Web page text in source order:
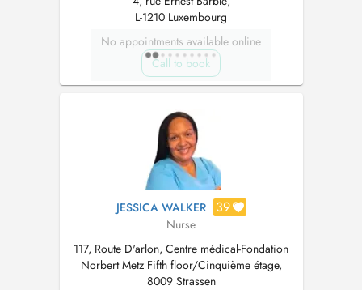
L-1210 Luxembourg
No appointments available online
Call to book
JESSICA WALKER 39
Nurse
117, Route D'arlon, Centre médical-Fondation
Norbert Metz Fifth floor/Cinquième étage,
8009 Strassen